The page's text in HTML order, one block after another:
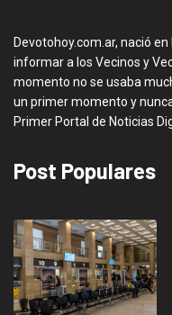
Devotohoy.com.ar, nació
informar a los Vecinos y
momento no se usaba
un primer momento y
Primer Portal de Noticias
Post Populares